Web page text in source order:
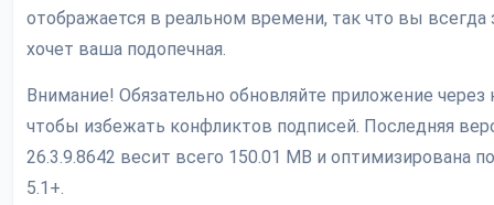
отображается в реальном времени, так что вы всегда
хочет ваша подопечная.
Внимание! Обязательно обновляйте приложение через
чтобы избежать конфликтов подписей. Последняя
26.3.9.8642 весит всего 150.01 MB и оптимизирована
5.1+.